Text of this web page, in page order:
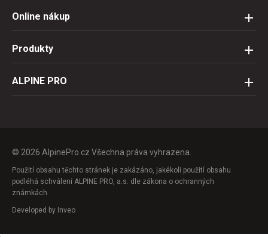
Online nákup
Produkty
ALPINE PRO
© 2026 AlpinePro.cz Všechna práva vyhrazena.
Použití obsahu těchto stránek je zakázáno, jakékoli použití obsahu
podléhá schválení ALPINE PRO, a.s. dle zákona o ochranných
známkách.
Developed by Inveo